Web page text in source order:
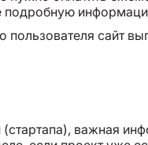
подробную
сайт
важная